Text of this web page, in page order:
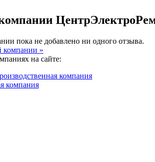
пока не добавлено ни одного отзыва.
компании »
на сайте:
компания
компания